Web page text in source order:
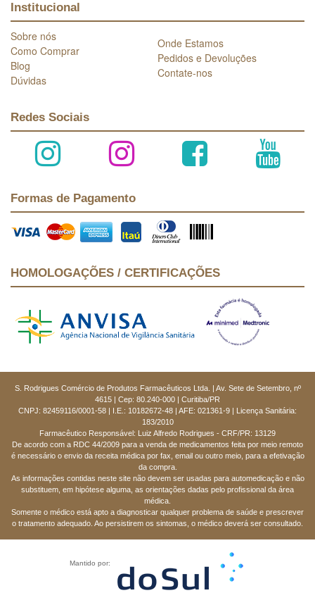
Institucional
Sobre nós
Como Comprar
Blog
Dúvidas
Onde Estamos
Pedidos e Devoluções
Contate-nos
Redes Sociais
Formas de Pagamento
HOMOLOGAÇÕES / CERTIFICAÇÕES
S. Rodrigues Comércio de Produtos Farmacêuticos Ltda. | Av. Sete de Setembro, nº
4615 | Cep: 80.240-000 | Curitiba/PR
CNPJ: 82459116/0001-58 | I.E.: 10182672-48 | AFE: 021361-9 | Licença Sanitária:
183/2010
Farmacêutico Responsável: Luiz Alfredo Rodrigues - CRF/PR: 13129
De acordo com a RDC 44/2009 para a venda de medicamentos feita por meio remoto
é necessário o envio da receita médica por fax, email ou outro meio, para a efetivação
da compra.
As informações contidas neste site não devem ser usadas para automedicação e não
substituem, em hipótese alguma, as orientações dadas pelo profissional da área
médica.
Somente o médico está apto a diagnosticar qualquer problema de saúde e prescrever
o tratamento adequado. Ao persistirem os sintomas, o médico deverá ser consultado.
Mantido por: